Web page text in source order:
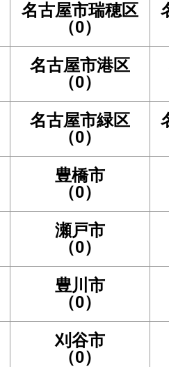
名古屋市瑞穂区
（0）
名古屋市港区
（0）
名古屋市緑区
（0）
豊橋市
（0）
瀬戸市
（0）
豊川市
（0）
刈谷市
（0）